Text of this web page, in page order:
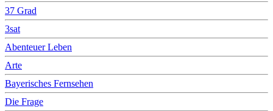
37 Grad
3sat
Abenteuer Leben
Arte
Bayerisches Fernsehen
Die Frage